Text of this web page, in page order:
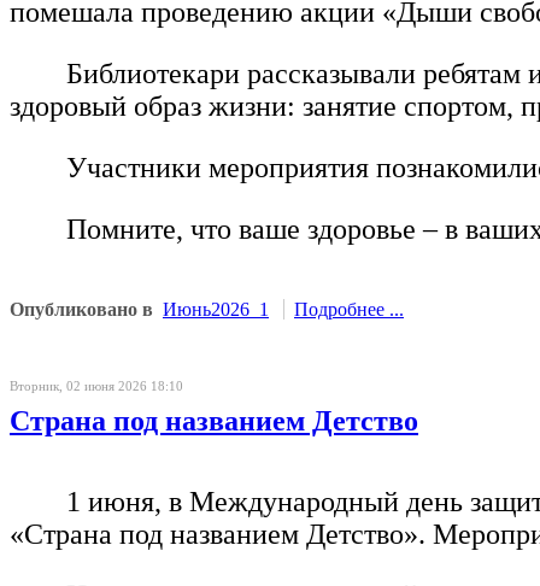
помешала проведению акции «Дыши
Библиотекари рассказывали
здоровый образ жизни: занятие спортом,
Участники мероприятия
Помните, что ваше здоровье – в
Опубликовано в Июнь2026_1 Подробнее ...
Вторник, 02 июня 2026 18:10
Страна под названием Детство
1 июня, в Международный день
«Страна под названием Детство».